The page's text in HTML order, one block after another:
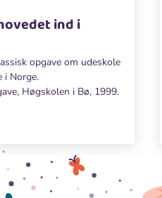
ind i
opgave om udeskole
i Norge.
Høgskolen i Bø, 1999.